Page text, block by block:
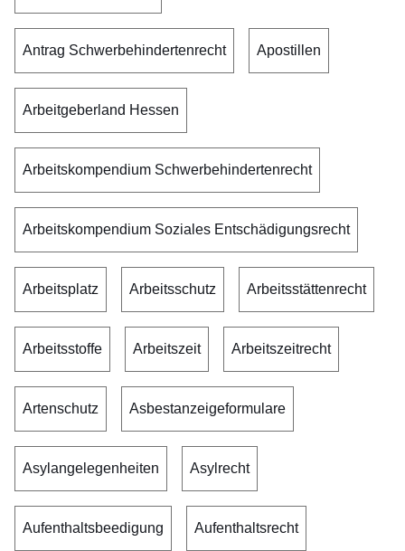
Antrag Schwerbehindertenrecht Apostillen
Arbeitgeberland Hessen
Arbeitskompendium Schwerbehindertenrecht
Arbeitskompendium Soziales Entschädigungsrecht
Arbeitsplatz Arbeitsschutz Arbeitsstättenrecht
Arbeitsstoffe Arbeitszeit Arbeitszeitrecht
Artenschutz Asbestanzeigeformulare
Asylangelegenheiten Asylrecht
Aufenthaltsbeedigung Aufenthaltsrecht